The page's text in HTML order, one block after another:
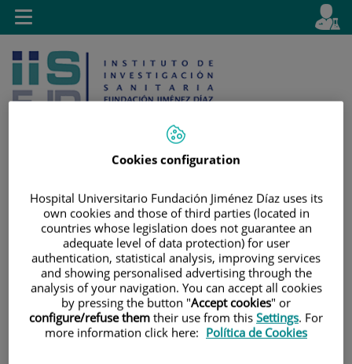
Jump to content
Language
Active
en
Search
Toggle
navigation
Cookies configuration
Hospital Universitario Fundación Jiménez Díaz uses its
own cookies and those of third parties (located in
countries whose legislation does not guarantee an
adequate level of data protection) for user
authentication, statistical analysis, improving services
and showing personalised advertising through the
analysis of your navigation. You can accept all cookies
by pressing the button "Accept cookies" or
configure/refuse them their use from this Settings. For
more information click here: Política de Cookies